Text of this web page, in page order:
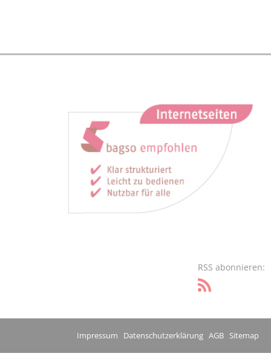
RSS abonnieren:
Impressum Datenschutzerklärung AGB Sitemap